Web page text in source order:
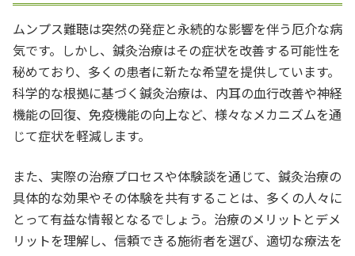
ムンプス難聴は突然の発症と永続的な影響を伴う厄介な病
気です。しかし、鍼灸治療はその症状を改善する可能性を
秘めており、多くの患者に新たな希望を提供しています。
科学的な根拠に基づく鍼灸治療は、内耳の血行改善や神経
機能の回復、免疫機能の向上など、様々なメカニズムを通
じて症状を軽減します。
また、実際の治療プロセスや体験談を通じて、鍼灸治療の
具体的な効果やその体験を共有することは、多くの人々に
とって有益な情報となるでしょう。治療のメリットとデメ
リットを理解し、信頼できる施術者を選び、適切な療法を